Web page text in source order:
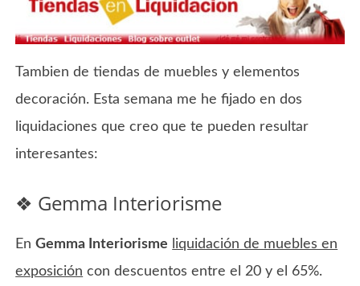
Tambien de tiendas de muebles y elementos
decoración. Esta semana me he fijado en dos
liquidaciones que creo que te pueden resultar
interesantes:
❖ Gemma Interiorisme
EnGemma Interiorisme
liquidación de muebles en
exposición con descuentos entre el 20 y el 65%.